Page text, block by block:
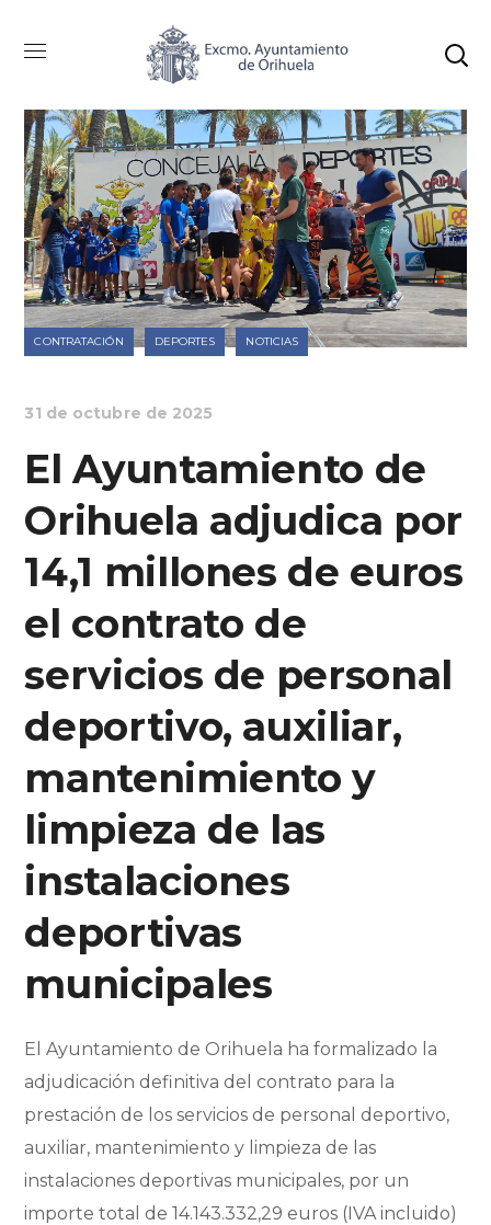
CONTRATACIÓN DEPORTES NOTICIAS
31 de octubre de 2025
El Ayuntamiento de
Orihuela adjudica por
14,1 millones de euros
el contrato de
servicios de personal
deportivo, auxiliar,
mantenimiento y
limpieza de las
instalaciones
deportivas
municipales
El Ayuntamiento de Orihuela ha formalizado la
adjudicación definitiva del contrato para la
prestación de los servicios de personal deportivo,
auxiliar, mantenimiento y limpieza de las
instalaciones deportivas municipales, por un
importe total de 14.143.332,29 euros (IVA incluido)